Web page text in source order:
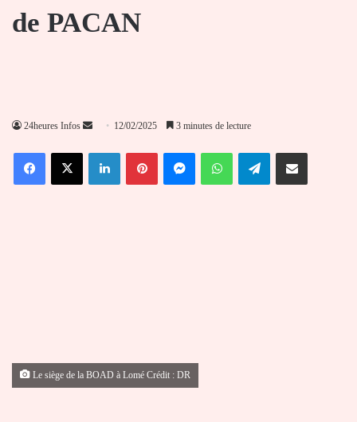
de PACAN
24heures Infos
Envoyer
courriel
12/02/2025 3 minutes de lecture
FacebookX LinkedinPinterestMessengerWhatsAppTelegramPartager par email
Le siège de la BOAD à Lomé Crédit : DR